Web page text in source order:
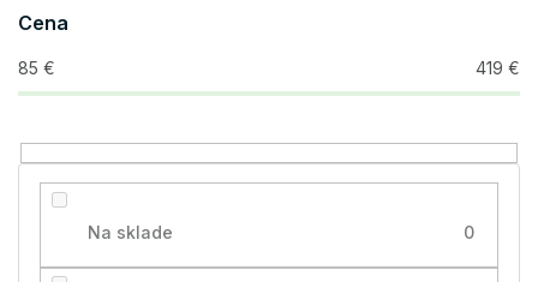
d
u
k
o
v
Cena
85 € 419 €
Na sklade 0